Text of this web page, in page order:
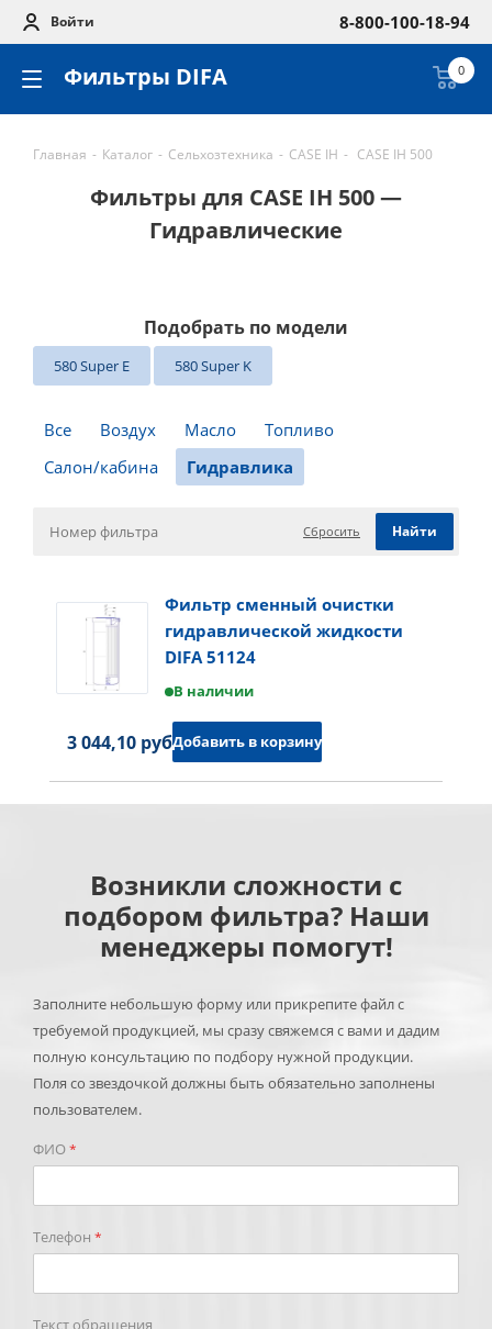
Войти 8-800-100-18-94
Фильтры DIFA 0
Главная - Каталог - Сельхозтехника - CASE IH - CASE IH 500
Фильтры для CASE IH 500 —
Гидравлические
Подобрать по модели
580 Super E 580 Super K
Все Воздух Масло
Топливо
Салон/кабина
Гидравлика
Сбросить
Фильтр сменный очистки
гидравлической жидкости
DIFA 51124
В наличии
3 044,10 руб.Добавить в корзину
Возникли сложности с
подбором фильтра? Наши
менеджеры помогут!
Заполните небольшую форму или прикрепите файл с
требуемой продукцией, мы сразу свяжемся с вами и дадим
полную консультацию по подбору нужной продукции.
Поля со звездочкой должны быть обязательно заполнены
пользователем.
ФИО*
Телефон *
Текст обращения